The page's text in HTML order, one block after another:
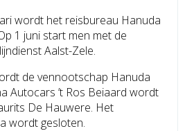
wordt het reisbureau Hanuda
1 juni start men met de
Aalst-Zele.
de vennootschap Hanuda
Autocars ’t Ros Beiaard wordt
De Hauwere. Het
wordt gesloten.